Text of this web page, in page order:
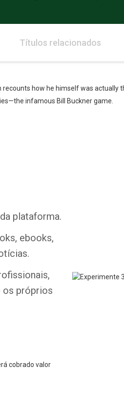
Títulos relacionados
how he himself was
infamous Bill Buckner game.
plataforma.
ebooks,
os próprios
cobrado valor